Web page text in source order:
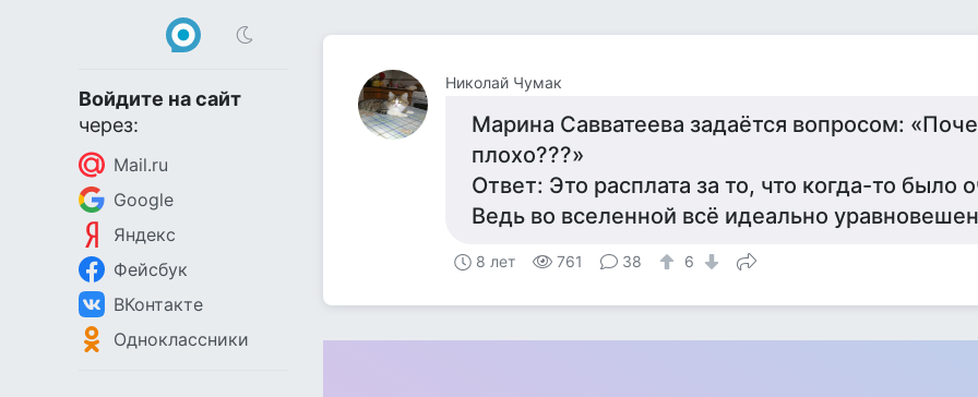
Войдите на сайт
через:
Mail.ru
Google
Яндекс
Фейсбук
ВКонтакте
Одноклассники
Николай Чумак
Марина Савватеева задаётся вопросом:
плохо???»
Ответ: Это расплата за то, что когда-то было
Ведь во вселенной всё идеально
8 лет 761 38 6